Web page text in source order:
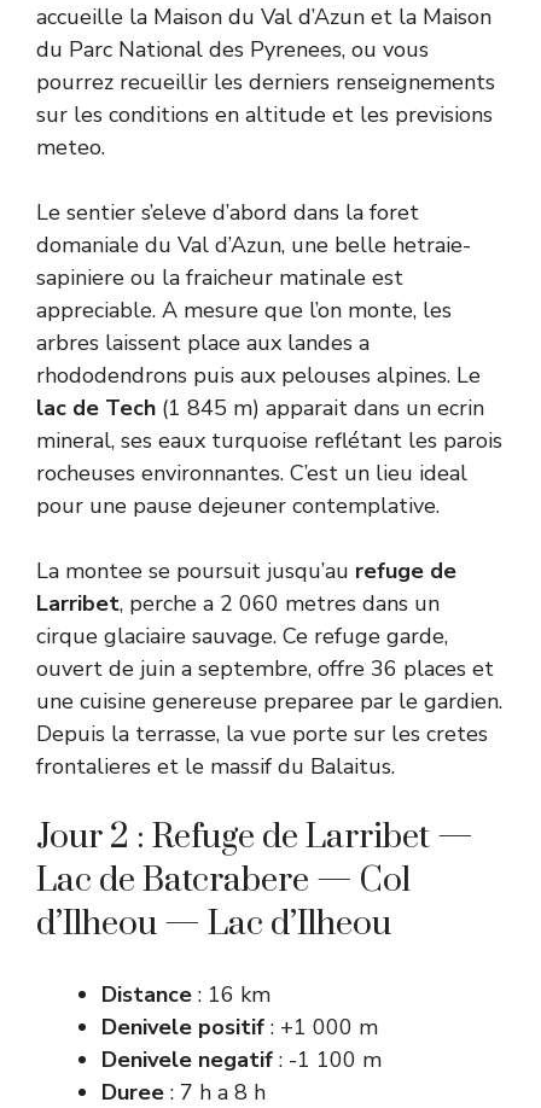
accueille la Maison du Val d’Azun et la Maison
du Parc National des Pyrenees, ou vous
pourrez recueillir les derniers renseignements
sur les conditions en altitude et les previsions
meteo.
Le sentier s’eleve d’abord dans la foret
domaniale du Val d’Azun, une belle hetraie-
sapiniere ou la fraicheur matinale est
appreciable. A mesure que l’on monte, les
arbres laissent place aux landes a
rhododendrons puis aux pelouses alpines. Le
lac de Tech (1 845 m) apparait dans un ecrin
mineral, ses eaux turquoise reflétant les parois
rocheuses environnantes. C’est un lieu ideal
pour une pause dejeuner contemplative.
La montee se poursuit jusqu’au refuge de
Larribet, perche a 2 060 metres dans un
cirque glaciaire sauvage. Ce refuge garde,
ouvert de juin a septembre, offre 36 places et
une cuisine genereuse preparee par le gardien.
Depuis la terrasse, la vue porte sur les cretes
frontalieres et le massif du Balaitus.
Jour 2 : Refuge de Larribet —
Lac de Batcrabere — Col
d’Ilheou — Lac d’Ilheou
Distance : 16 km
Denivele positif : +1 000 m
Denivele negatif : -1 100 m
Duree : 7 h a 8 h